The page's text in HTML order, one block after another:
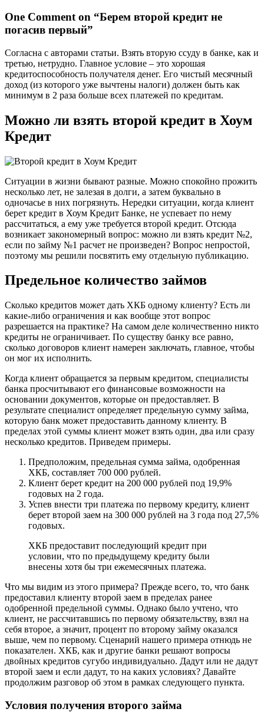
One Comment on “Берем второй кредит не
погасив первый”
Согласна с авторами статьи. Взять вторую ссуду в банке, как и
третью, нетрудно. Главное условие – это хорошая
кредитоспособность получателя денег. Его чистый месячный
доход (из которого уже вычтены налоги) должен быть как
минимум в 2 раза больше всех платежей по кредитам.
Можно ли взять второй кредит в Хоум
Кредит
Ситуации в жизни бывают разные. Можно спокойно прожить
несколько лет, не залезая в долги, а затем буквально в
одночасье в них погрязнуть. Нередки ситуации, когда клиент
берет кредит в Хоум Кредит Банке, не успевает по нему
рассчитаться, а ему уже требуется второй кредит. Отсюда
возникает закономерный вопрос: можно ли взять кредит №2,
если по займу №1 расчет не произведен? Вопрос непростой,
поэтому мы решили посвятить ему отдельную публикацию.
Предельное количество займов
Сколько кредитов может дать ХКБ одному клиенту? Есть ли
какие-либо ограничения и как вообще этот вопрос
разрешается на практике? На самом деле количественно никто
кредиты не ограничивает. По существу банку все равно,
сколько договоров клиент намерен заключать, главное, чтобы
он мог их исполнить.
Когда клиент обращается за первым кредитом, специалисты
банка просчитывают его финансовые возможности на
основании документов, которые он предоставляет. В
результате специалист определяет предельную сумму займа,
которую банк может предоставить данному клиенту. В
пределах этой суммы клиент может взять один, два или сразу
несколько кредитов. Приведем примеры.
Предположим, предельная сумма займа, одобренная
ХКБ, составляет 700 000 рублей.
Клиент берет кредит на 200 000 рублей под 19,9%
годовых на 2 года.
Успев внести три платежа по первому кредиту, клиент
берет второй заем на 300 000 рублей на 3 года под 27,5%
годовых.
ХКБ предоставит последующий кредит при
условии, что по предыдущему кредиту были
внесены хотя бы три ежемесячных платежа.
Что мы видим из этого примера? Прежде всего, то, что банк
предоставил клиенту второй заем в пределах ранее
одобренной предельной суммы. Однако было учтено, что
клиент, не рассчитавшись по первому обязательству, взял на
себя второе, а значит, процент по второму займу оказался
выше, чем по первому. Сценарий нашего примера отнюдь не
показателен. ХКБ, как и другие банки решают вопросы
двойных кредитов сугубо индивидуально. Дадут или не дадут
второй заем и если дадут, то на каких условиях? Давайте
продолжим разговор об этом в рамках следующего пункта.
Условия получения второго займа